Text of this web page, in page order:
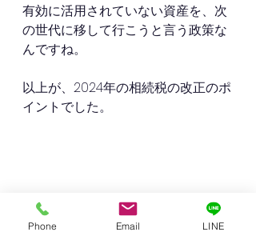
有効に活用されていない資産を、次
の世代に移して行こうと言う政策な
んですね。
以上が、2024年の相続税の改正のポ
イントでした。
Phone Email LINE